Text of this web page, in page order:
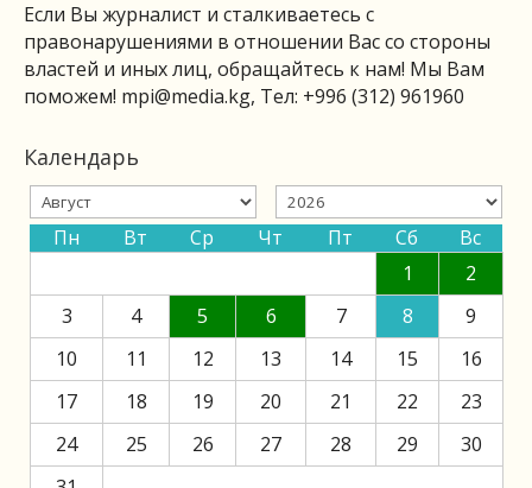
Если Вы журналист и сталкиваетесь с
правонарушениями в отношении Вас со стороны
властей и иных лиц, обращайтесь к нам! Мы Вам
поможем! mpi@media.kg, Тел: +996 (312) 961960
Календарь
Пн Вт Ср Чт Пт Сб
Вс
1
2
3
4 5 6 7 8
9
10
11 12 13 14 15
16
17
18 19 20 21 22
23
24
25 26 27 28 29
30